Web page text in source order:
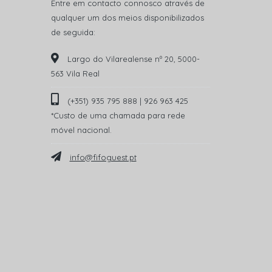
Entre em contacto connosco através de
qualquer um dos meios disponibilizados
de seguida:
Largo do Vilarealense nº 20, 5000-
563 Vila Real
(+351) 935 795 888 | 926 963 425
*Custo de uma chamada para rede
móvel nacional.
info@fifoguest.pt